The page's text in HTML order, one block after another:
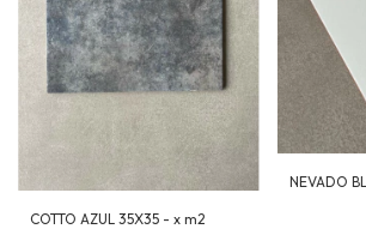
COTTO AZUL 35X35 - x m2
NEVADO